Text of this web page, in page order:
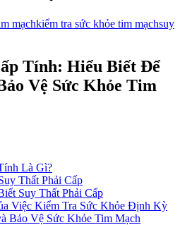
mạchkiểm tra sức khỏe tim mạchsuy
Tính: Hiểu Biết Để
Vệ Sức Khỏe Tim
Là Gì?
Thất Phải Cấp
Suy Thất Phải Cấp
Việc Kiểm Tra Sức Khỏe Định Kỳ
Bảo Vệ Sức Khỏe Tim Mạch